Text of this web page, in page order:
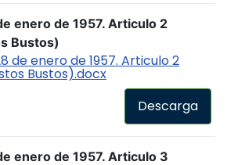
enero de 1957. Articulo 2
Bustos)
de enero de 1957. Articulo 2
Bustos).docx
Descarga
enero de 1957. Articulo 3